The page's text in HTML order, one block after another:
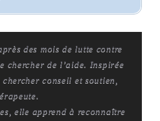
des mois de lutte contre
chercher de l’aide. Inspirée
conseil et soutien,
elle apprend à reconnaître